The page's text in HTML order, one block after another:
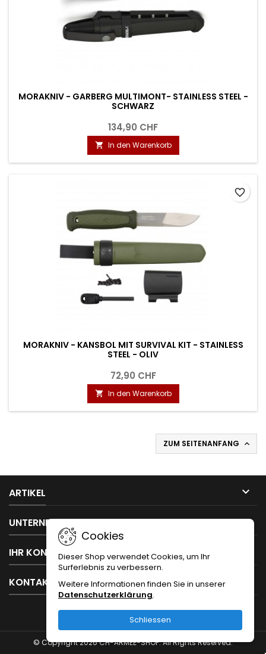
MORAKNIV - GARBERG MULTIMONT- STAINLESS STEEL -
SCHWARZ
134,90 CHF
 In den Warenkorb
MORAKNIV - KANSBOL MIT SURVIVAL KIT - STAINLESS
STEEL - OLIV
72,90 CHF
 In den Warenkorb
favorite_border
ZUM SEITENANFANG 
ARTIKEL 
UNTERNEHMEN 
IHR KONTO
KONTAKT
Cookies
Dieser Shop verwendet Cookies, um Ihr
Surferlebnis zu verbessern.
Weitere Informationen finden Sie in unserer
Datenschutzerklärung.
Schliessen
© Copyright 2026 CH-ARMEE-SHOP. All Rights Reserved.